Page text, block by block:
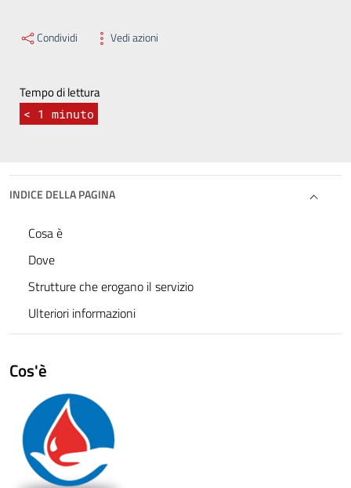
Condividi Vedi azioni
Tempo di lettura
< 1 minuto
INDICE DELLA PAGINA
Cosa è
Dove
Strutture che erogano il servizio
Ulteriori informazioni
Cos'è